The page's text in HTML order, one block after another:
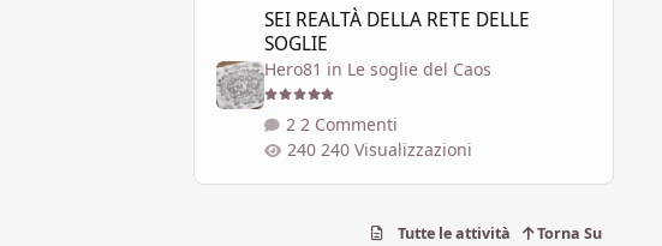
SEI REALTÀ DELLA RETE DELLE
SOGLIE
Hero81 in Le soglie del Caos
2 Commenti
240 Visualizzazioni
Tutte le attività Torna Su